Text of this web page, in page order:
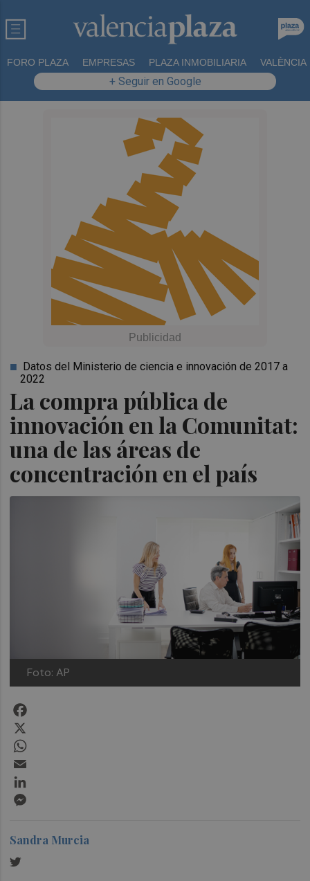
FORO PLAZA EMPRESAS PLAZA INMOBILIARIA VALÈNCIA
+ Seguir en Google
La compra pública de
innovación en la Comunitat:
una de las áreas de
concentración en el país
Datos del Ministerio de ciencia e innovación de 2017 a
2022
Foto: AP
Sandra Murcia